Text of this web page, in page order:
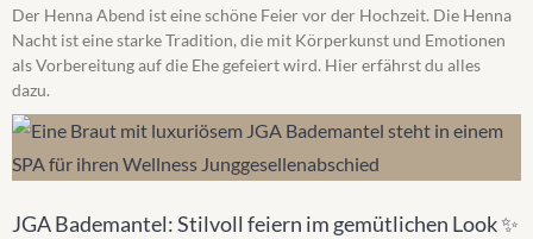
Der Henna Abend ist eine schöne Feier vor der Hochzeit. Die Henna
Nacht ist eine starke Tradition, die mit Körperkunst und Emotionen
als Vorbereitung auf die Ehe gefeiert wird. Hier erfährst du alles
dazu.
JGA Bademantel: Stilvoll feiern im gemütlichen Look ✨